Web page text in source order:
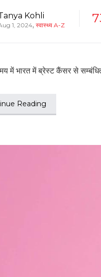
Kohli
1, 2024, स्वास्थ्य A-Z
में भारत में ब्रेस्ट कैंसर से
Reading